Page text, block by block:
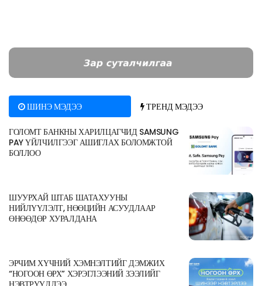
ШИНЭ МЭДЭЭ ТРЕНД МЭДЭЭ
ГОЛОМТ БАНКНЫ ХАРИЛЦАГЧИД SAMSUNG
PAY ҮЙЛЧИЛГЭЭГ АШИГЛАХ БОЛОМЖТОЙ
БОЛЛОО
ШУУРХАЙ ШТАБ ШАТАХУУНЫ
НИЙЛҮҮЛЭЛТ, НӨӨЦИЙН АСУУДЛААР
ӨНӨӨДӨР ХУРАЛДАНА
ЭРЧИМ ХҮЧНИЙ ХЭМНЭЛТИЙГ ДЭМЖИХ
“НОГООН ӨРХ” ХЭРЭГЛЭЭНИЙ ЗЭЭЛИЙГ